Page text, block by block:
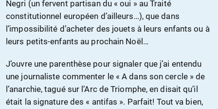
Negri (un fervent partisan du « oui » au Traité
constitutionnel européen d’ailleurs…), que dans
l’impossibilité d’acheter des jouets à leurs enfants ou à
leurs petits-enfants au prochain Noël…
J’ouvre une parenthèse pour signaler que j’ai entendu
une journaliste commenter le « A dans son cercle » de
l’anarchie, tagué sur l’Arc de Triomphe, en disait qu’il
était la signature des « antifas ». Parfait! Tout va bien,